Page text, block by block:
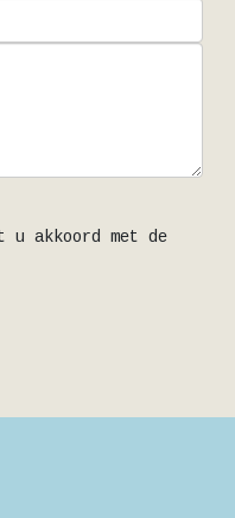
u akkoord met de